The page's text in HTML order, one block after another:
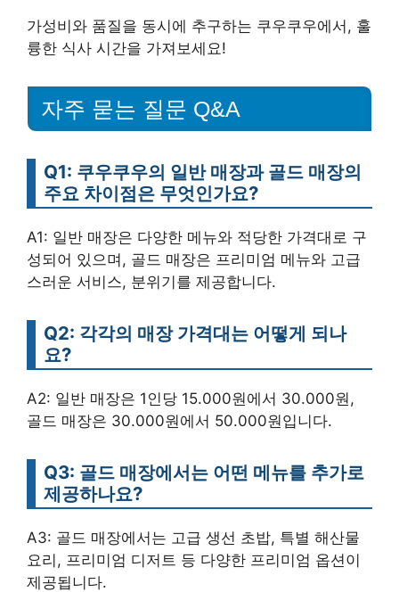
가성비와 품질을 동시에 추구하는 쿠우쿠우에서, 훌
륭한 식사 시간을 가져보세요!
자주 묻는 질문 Q&A
Q1: 쿠우쿠우의 일반 매장과 골드 매장의
주요 차이점은 무엇인가요?
A1: 일반 매장은 다양한 메뉴와 적당한 가격대로 구
성되어 있으며, 골드 매장은 프리미엄 메뉴와 고급
스러운 서비스, 분위기를 제공합니다.
Q2: 각각의 매장 가격대는 어떻게 되나
요?
A2: 일반 매장은 1인당 15.000원에서 30.000원,
골드 매장은 30.000원에서 50.000원입니다.
Q3: 골드 매장에서는 어떤 메뉴를 추가로
제공하나요?
A3: 골드 매장에서는 고급 생선 초밥, 특별 해산물
요리, 프리미엄 디저트 등 다양한 프리미엄 옵션이
제공됩니다.